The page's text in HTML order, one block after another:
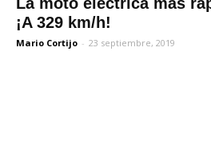
¡A 329 km/h!
Mario Cortijo - 23 septiembre, 2019